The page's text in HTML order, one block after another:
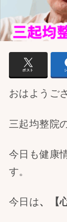
ポスト
おはようご
三起均整院
今日も健康
す。
今日は、【